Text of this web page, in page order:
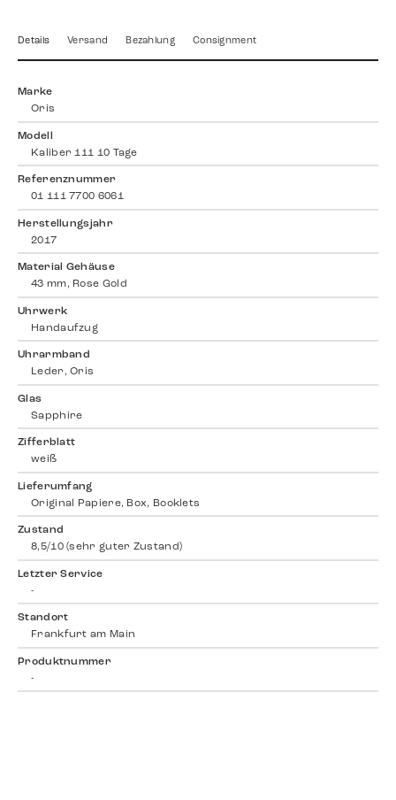
Details Versand Bezahlung Consignment
Marke
Oris
Modell
Kaliber 111 10 Tage
Referenznummer
01 111 7700 6061
Herstellungsjahr
2017
Material Gehäuse
43 mm, Rose Gold
Uhrwerk
Handaufzug
Uhrarmband
Leder, Oris
Glas
Sapphire
Zifferblatt
weiß
Lieferumfang
Original Papiere, Box, Booklets
Zustand
8,5/10 (sehr guter Zustand)
Letzter Service
-
Standort
Frankfurt am Main
Produktnummer
-